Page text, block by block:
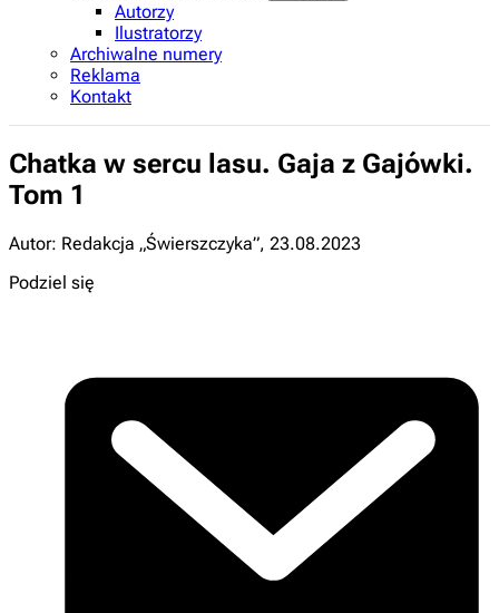
Autorzy
Ilustratorzy
Archiwalne numery
Reklama
Kontakt
Chatka w sercu lasu. Gaja z Gajówki.
Tom 1
Autor: Redakcja „Świerszczyka”, 23.08.2023
Podziel się